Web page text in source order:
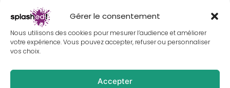
Gérer le consentement
Nous utilisons des cookies pour mesurer l’audience et améliorer
votre expérience. Vous pouvez accepter, refuser ou personnaliser
vos choix.
Accepter